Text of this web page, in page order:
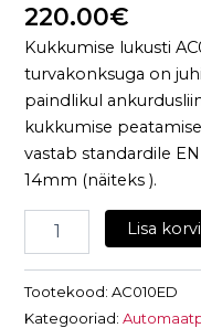
220.00€
Kukkumise lukusti
turvakonksuga on
paindlikul
kukkumise
vastab standardile
14mm (näiteks ).
Lisa korvi
Tootekood:AC010ED
Kategooriad: